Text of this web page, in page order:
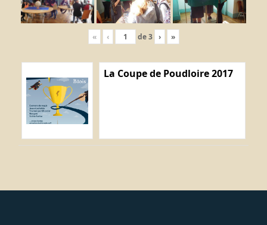
« ‹ de3 › »
La Coupe de Poudloire 2017